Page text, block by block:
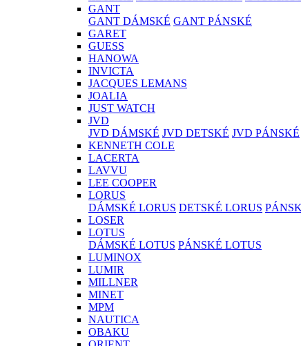
GANT
GANT DÁMSKÉ GANT PÁNSKÉ
GARET
GUESS
HANOWA
INVICTA
JACQUES LEMANS
JOALIA
JUST WATCH
JVD
JVD DÁMSKÉ JVD DETSKÉ JVD PÁNSKÉ
KENNETH COLE
LACERTA
LAVVU
LEE COOPER
LORUS
DÁMSKÉ LORUS DETSKÉ LORUS
LOSER
LOTUS
DÁMSKÉ LOTUS PÁNSKÉ LOTUS
LUMINOX
LUMIR
MILLNER
MINET
MPM
NAUTICA
OBAKU